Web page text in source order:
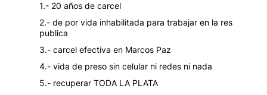
1.- 20 años de carcel
2.- de por vida inhabilitada para trabajar en la res
publica
3.- carcel efectiva en Marcos Paz
4.- vida de preso sin celular ni redes ni nada
5.- recuperar TODA LA PLATA